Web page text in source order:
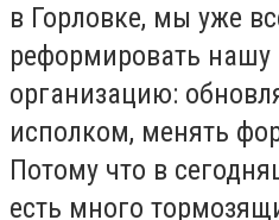
в Горловке, мы уже
реформировать нашу
организацию:
исполком, менять
Потому что в
есть много